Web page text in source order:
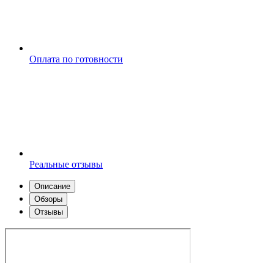
Оплата по готовности
Реальные отзывы
Описание
Обзоры
Отзывы